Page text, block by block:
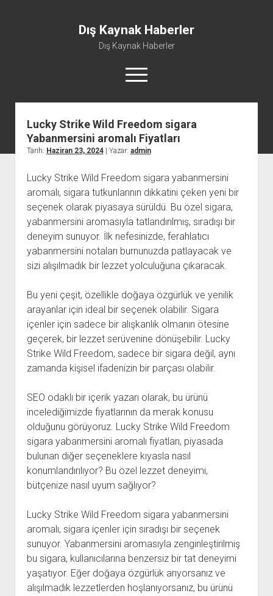
Dış Kaynak Haberler
Dış Kaynak Haberler
menüyü
aç
Facebook Beğeni Arttırma Hilesi
Instagram Gizli Hesap Görme Uygulaması Ücretsiz
Liste
Sayfa Listesi
Lucky Strike Wild Freedom sigara
Yabanmersini aromalı Fiyatları
Tarih: Haziran 23, 2024| Yazar: admin
Lucky Strike Wild Freedom sigara yabanmersini
aromalı, sigara tutkunlarının dikkatini çeken yeni bir
seçenek olarak piyasaya sürüldü. Bu özel sigara,
yabanmersini aromasıyla tatlandırılmış, sıradışı bir
deneyim sunuyor. İlk nefesinizde, ferahlatıcı
yabanmersini notaları burnunuzda patlayacak ve
sizi alışılmadık bir lezzet yolculuğuna çıkaracak.
Bu yeni çeşit, özellikle doğaya özgürlük ve yenilik
arayanlar için ideal bir seçenek olabilir. Sigara
içenler için sadece bir alışkanlık olmanın ötesine
geçerek, bir lezzet serüvenine dönüşebilir. Lucky
Strike Wild Freedom, sadece bir sigara değil, aynı
zamanda kişisel ifadenizin bir parçası olabilir.
SEO odaklı bir içerik yazarı olarak, bu ürünü
incelediğimizde fiyatlarının da merak konusu
olduğunu görüyoruz. Lucky Strike Wild Freedom
sigara yabanmersini aromalı fiyatları, piyasada
bulunan diğer seçeneklere kıyasla nasıl
konumlandırılıyor? Bu özel lezzet deneyimi,
bütçenize nasıl uyum sağlıyor?
Lucky Strike Wild Freedom sigara yabanmersini
aromalı, sigara içenler için sıradışı bir seçenek
sunuyor. Yabanmersini aromasıyla zenginleştirilmiş
bu sigara, kullanıcılarına benzersiz bir tat deneyimi
yaşatıyor. Eğer doğaya özgürlük arıyorsanız ve
alışılmadık lezzetlerden hoşlanıyorsanız, bu ürünü